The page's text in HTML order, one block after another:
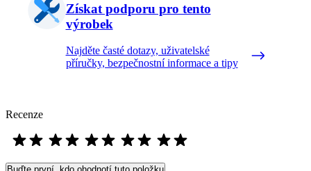
Získat podporu pro tento
výrobek
Najděte časté dotazy, uživatelské
příručky, bezpečnostní informace a tipy
Recenze